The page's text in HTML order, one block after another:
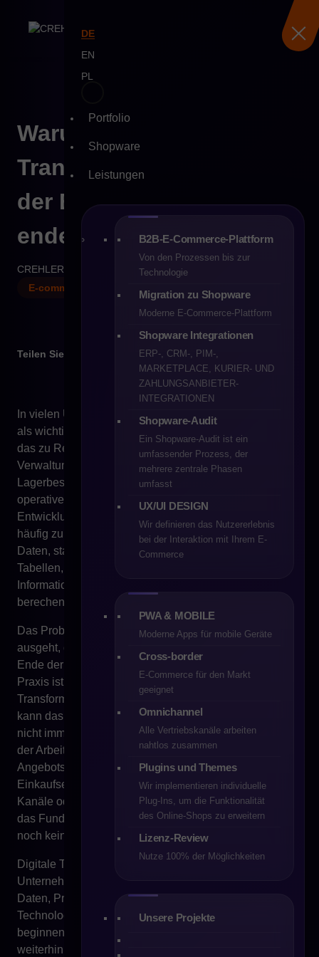
DE
EN
PL
Portfolio
Shopware
Leistungen
B2B-E-Commerce-Plattform
Von den Prozessen bis zur
Technologie
Migration zu Shopware
Moderne E-Commerce-Plattform
Shopware Integrationen
ERP-, CRM-, PIM-,
MARKETPLACE, KURIER- UND
ZAHLUNGSANBIETER-
INTEGRATIONEN
Shopware-Audit
Ein Shopware-Audit ist ein
umfassender Prozess, der
mehrere zentrale Phasen
umfasst
UX/UI DESIGN
Wir definieren das Nutzererlebnis
bei der Interaktion mit Ihrem E-
Commerce
PWA & MOBILE
Moderne Apps für mobile Geräte
Cross-border
E-Commerce für den Markt
geeignet
Omnichannel
Alle Vertriebskanäle arbeiten
nahtlos zusammen
Plugins und Themes
Wir implementieren individuelle
Plug-Ins, um die Funktionalität
des Online‑Shops zu erweitern
Lizenz-Review
Nutze 100% der Möglichkeiten
Unsere Projekte
Warum digitale
Transformation nicht mit
der ERP-Implementierung
endet
CREHLER
35 min
E-commerce
Teilen Sie
In vielen Unternehmen wird die ERP-Implementierung
als wichtigste Etappe der Digitalisierung betrachtet. Und
das zu Recht – ohne ein geordnetes System zur
Verwaltung von Finanzen, Bestellungen,
Lagerbeständen, Dokumenten, Kunden, Preisen oder
operativen Prozessen ist es schwierig, von stabiler
Entwicklung der Organisation zu sprechen. ERP wird
häufig zum Rückgrat des Unternehmens. Es ordnet
Daten, standardisiert Prozesse, reduziert Arbeit in
Tabellen, gibt größere Kontrolle über den
Informationsfluss und erlaubt, das Geschäft
berechenbarer zu steuern.
Das Problem beginnt, wenn das Unternehmen davon
ausgeht, dass die ERP-Implementierung allein das
Ende der digitalen Transformation bedeutet. In der
Praxis ist ERP ein sehr wichtiges Element dieser
Transformation, aber nicht ihr vollständiges Bild. Es
kann das operative Backoffice ordnen, verändert aber
nicht immer die Art des Verkaufs, der Kundenbetreuung,
der Arbeit von Vertriebsmitarbeitern, der
Angebotspräsentation, der Verwaltung des
Einkaufserlebnisses, der Automatisierung digitaler
Kanäle oder der Skalierung von E-Commerce. Es kann
das Fundament sein, aber das Fundament allein schafft
noch kein modernes digitales Geschäftsmodell.
Digitale Transformation besteht nicht nur darin, dass das
Unternehmen ein System hat. Sie besteht darin, dass
Daten, Prozesse, Vertriebskanäle, Kundenservice und
Technologie als kohärentes Ökosystem zu funktionieren
beginnen. Wenn ERP existiert, Bestellungen aber
weiterhin per E-Mail eingehen, Vertriebsmitarbeiter